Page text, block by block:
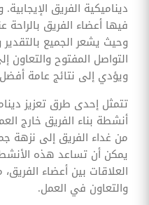
ديناميكية الفريق
فيها أعضاء الفريق
وحيث يشعر الجميع
التواصل المفتوح
ويؤدي إلى نتائج عامة
تتمثل إحدى طرق تعزيز
أنشطة بناء الفريق خارج
من غداء الفريق إلى نزهة
يمكن أن تساعد هذه
العلاقات بين أعضاء
والتعاون في العمل.